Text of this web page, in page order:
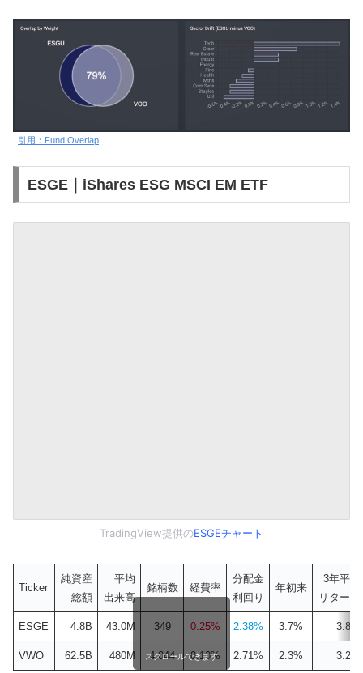
引用：Fund Overlap
ESGE｜iShares ESG MSCI EM ETF
TradingView提供のESGEチャート
Ticker
純資産
総額
平均
出来高
銘柄数 経費率
分配金
利回り
年初来
3年平均
リターン
ESGE 4.8B 43.0M 349 0.25% 2.38% 3.7% 3.8%
VWO 62.5B 480M 4,044 0.10% 2.71% 2.3% 3.2%
スクロールできます